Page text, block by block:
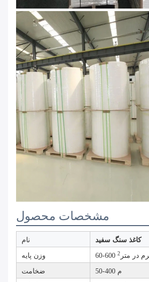
مشخصات محصول
نام کاغذ سنگ سفید
وزن پایه 600 گرم در متر 2
ضخامت 50-400 م